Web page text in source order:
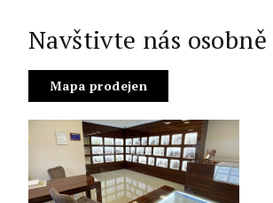
Navštivte nás osobně
Mapa prodejen